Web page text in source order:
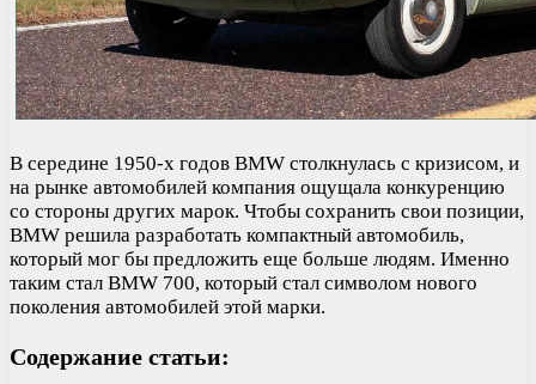
В середине 1950-х годов BMW столкнулась с кризисом, и
на рынке автомобилей компания ощущала конкуренцию
со стороны других марок. Чтобы сохранить свои позиции,
BMW решила разработать компактный автомобиль,
который мог бы предложить еще больше людям. Именно
таким стал BMW 700, который стал символом нового
поколения автомобилей этой марки.
Содержание статьи: